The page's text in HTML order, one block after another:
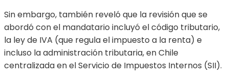
Sin embargo, también reveló que la revisión que se
abordó con el mandatario incluyó el código tributario,
la ley de IVA (que regula el impuesto a la renta) e
incluso la administración tributaria, en Chile
centralizada en el Servicio de Impuestos Internos (SII).